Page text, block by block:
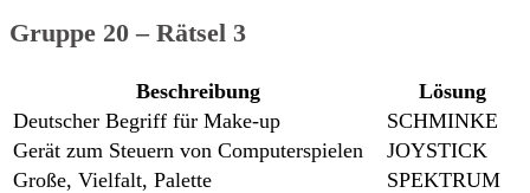
Gruppe 20 – Rätsel 3
Beschreibung
Lösung
Deutscher Begriff für Make-up
SCHMINKE
Gerät zum Steuern von Computerspielen
JOYSTICK
Große, Vielfalt, Palette
SPEKTRUM